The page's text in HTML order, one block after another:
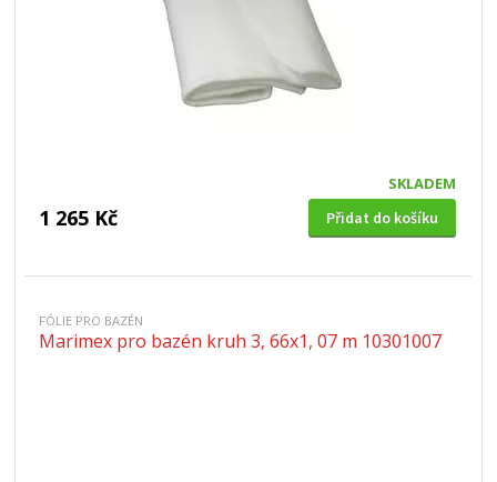
SKLADEM
1 265 Kč Přidat do košíku
FÓLIE PRO BAZÉN
Marimex pro bazén kruh 3, 66x1, 07 m 10301007